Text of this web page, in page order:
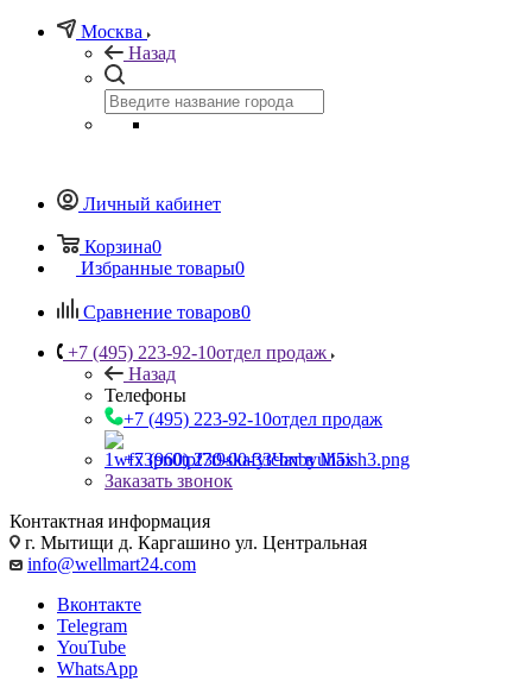
Москва
Назад
Личный кабинет
Корзина0
Избранные товары0
Сравнение товаров0
+7 (495) 223-92-10отдел продаж
Назад
Телефоны
+7 (495) 223-92-10отдел продаж
+7 (960) 230-00-33Чат в Max
Заказать звонок
Контактная информация
г. Мытищи д. Каргашино ул. Центральная
info@wellmart24.com
Вконтакте
Telegram
YouTube
WhatsApp